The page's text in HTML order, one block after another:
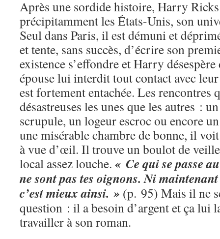
Après une sordide histoire, Harry
précipitamment les États-Unis, son
Seul dans Paris, il est démuni et
et tente, sans succès, d’écrire son
existence s’effondre et Harry
épouse lui interdit tout contact avec
est fortement entachée. Les rencontres
désastreuses les unes que les autres :
scrupule, un logeur escroc ou encore
une misérable chambre de bonne, il
à vue d’œil. Il trouve un boulot de
local assez louche. « Ce qui se passe
ne sont pas tes oignons. Ni
c’est mieux ainsi. » (p. 95) Mais il ne
question : il a besoin d’argent et ça lui
travailler à son roman.